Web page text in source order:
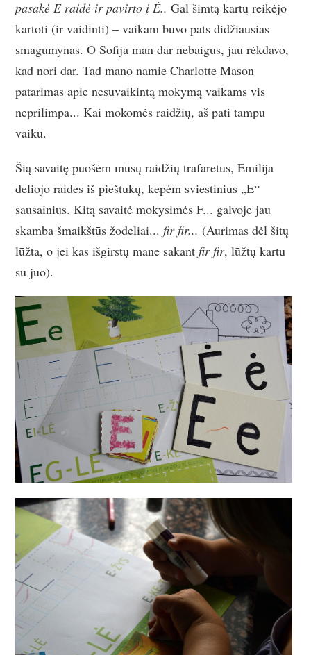
pasakė E raidė ir pavirto į Ė..Gal šimtą kartų reikėjo
kartoti (ir vaidinti) – vaikam buvo pats didžiausias
smagumynas. O Sofija man dar nebaigus, jau rėkdavo,
kad nori dar. Tad mano namie Charlotte Mason
patarimas apie nesuvaikintą mokymą vaikams vis
neprilimpa... Kai mokomės raidžių, aš pati tampu
vaiku.
Šią savaitę puošėm mūsų raidžių trafaretus, Emilija
deliojo raides iš pieštukų, kepėm sviestinius „E“
sausainius. Kitą savaitė mokysimės F... galvoje jau
skamba šmaikštūs žodeliai...fir fir... (Aurimas dėl šitų
lūžta, o jei kas išgirstų mane sakantfir fir, lūžtų kartu
su juo).